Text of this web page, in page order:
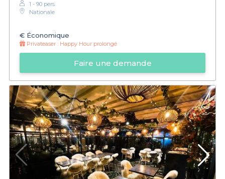
1 - 90 pers.
Nationale
€ Économique
Privateaser : Happy Hour prolongé
Faire une demande